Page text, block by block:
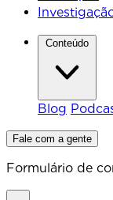
Blog
Fale com a gente
Formulário de